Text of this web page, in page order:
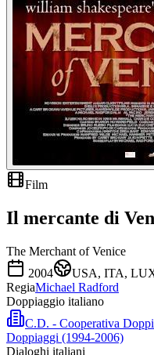
Film
Il mercante di
The Merchant of Venice
2004
USA, ITA,
RegiaMichael Radford
Doppiaggio italiano
C.D. - Cooperativa
Doppiaggi (1994-2006)
Dialoghi italiani